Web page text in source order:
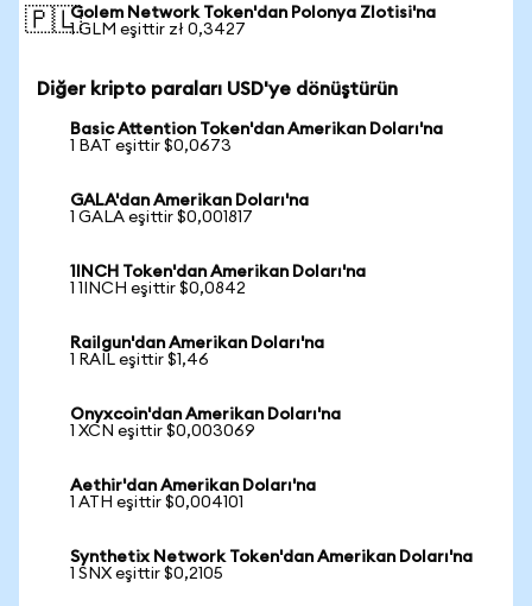
🇵🇱Golem Network Token'dan Polonya Zlotisi'na
1 GLM eşittir zł 0,3427
Diğer kripto paraları USD'ye dönüştürün
Basic Attention Token'dan Amerikan Doları'na
1 BAT eşittir $0,0673
GALA'dan Amerikan Doları'na
1 GALA eşittir $0,001817
1INCH Token'dan Amerikan Doları'na
1 1INCH eşittir $0,0842
Railgun'dan Amerikan Doları'na
1 RAIL eşittir $1,46
Onyxcoin'dan Amerikan Doları'na
1 XCN eşittir $0,003069
Aethir'dan Amerikan Doları'na
1 ATH eşittir $0,004101
Synthetix Network Token'dan Amerikan Doları'na
1 SNX eşittir $0,2105